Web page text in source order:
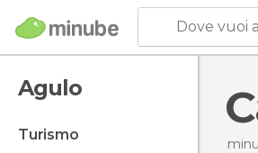
Dove vuoi
Agulo
turismo